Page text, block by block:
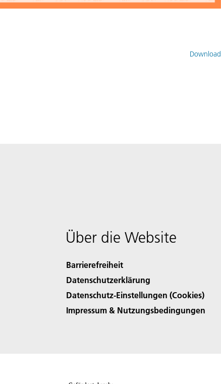
Download
Über die Website
Barrierefreiheit
Datenschutzerklärung
Datenschutz-Einstellungen (Cookies)
Impressum & Nutzungsbedingungen